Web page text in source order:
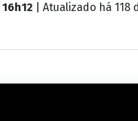
| Atualizado há 118